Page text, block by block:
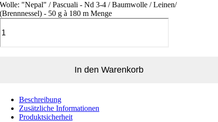
Wolle: "Nepal" / Pascuali - Nd 3-4 / Baumwolle / Leinen/
(Brennnessel) - 50 g à 180 m Menge
In den Warenkorb
Beschreibung
Zusätzliche Informationen
Produktsicherheit